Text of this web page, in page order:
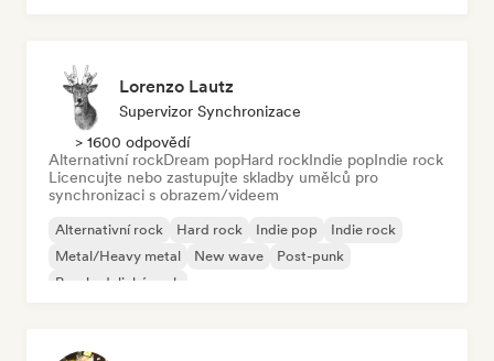
Lorenzo Lautz
Supervizor Synchronizace
> 1600 odpovědí
Alternativní rockDream popHard rockIndie popIndie rock
Licencujte nebo zastupujte skladby umělců pro
synchronizaci s obrazem/videem
Alternativní rock Hard rock Indie pop
Indie rock
Metal/Heavy metal
New wave
Post-punk
Psychedelický rock